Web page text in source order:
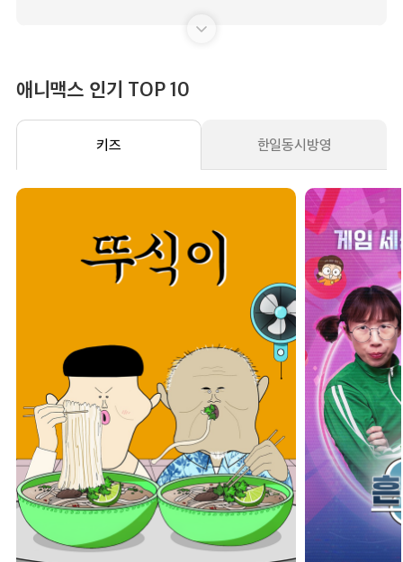
19:00 흔한남매의 흔한실사판
에피소드 5
19:30
20:30 흔한남매의 흔한실사판
에피소드 8
21:00 흔한남매의 흔한실사판
애니맥스 인기 TOP 10
키즈 한일동시방영